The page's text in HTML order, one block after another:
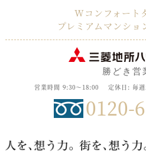
Wコンフォート
プレミアムマンショ
勝どき営
営業時間 9:30～18:00 定休日: 毎
0120-